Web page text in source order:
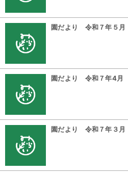
園だより 令和７年５月
園だより 令和７年4月
園だより 令和７年３月